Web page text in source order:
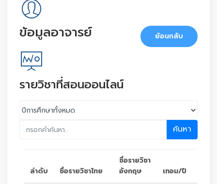
ข้อมูลอาจารย์ ย้อนกลับ
รายวิชาที่สอนออนไลน์
ค้นหา
ลำดับ ชื่อรายวิชาไทย
ชื่อรายวิชา
อังกฤษ
เทอม/ปี